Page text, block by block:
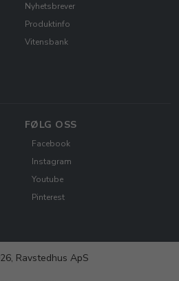
Nyhetsbrever
Produktinfo
Vitensbank
FØLG OSS
Facebook
Instagram
Youtube
Pinterest
Ravstedhus ApS